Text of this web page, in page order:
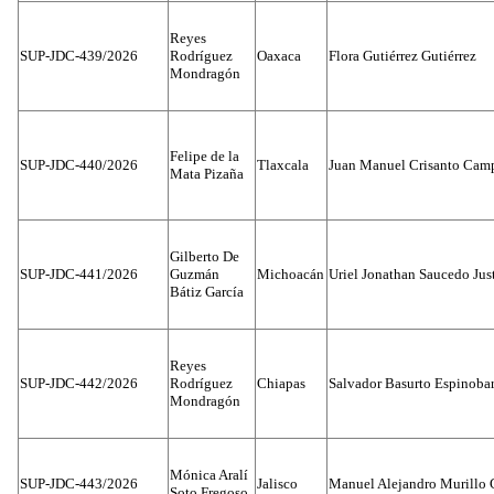
SUP-JDC-439/2026
Reyes
Rodríguez
Mondragón
Oaxaca Flora Gutiérrez Gutiérrez
SUP-JDC-440/2026
Felipe de la
Mata Pizaña
Tlaxcala Juan Manuel Crisanto
SUP-JDC-441/2026
Gilberto De
Guzmán
Bátiz García
Michoacán Uriel Jonathan Saucedo
SUP-JDC-442/2026
Reyes
Rodríguez
Mondragón
Chiapas Salvador Basurto
SUP-JDC-443/2026
Mónica Aralí
Jalisco Manuel Alejandro Murillo